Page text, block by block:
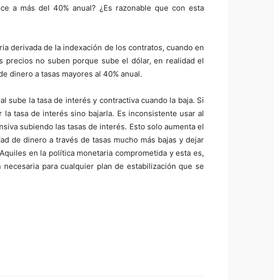
a más del 40% anual? ¿Es razonable que con esta
derivada de la indexación de los contratos, cuando en
precios no suben porque sube el dólar, en realidad el
dinero a tasas mayores al 40% anual.
sube la tasa de interés y contractiva cuando la baja. Si
tasa de interés sino bajarla. Es inconsistente usar al
subiendo las tasas de interés. Esto solo aumenta el
de dinero a través de tasas mucho más bajas y dejar
en la política monetaria comprometida y esta es,
para cualquier plan de estabilización que se